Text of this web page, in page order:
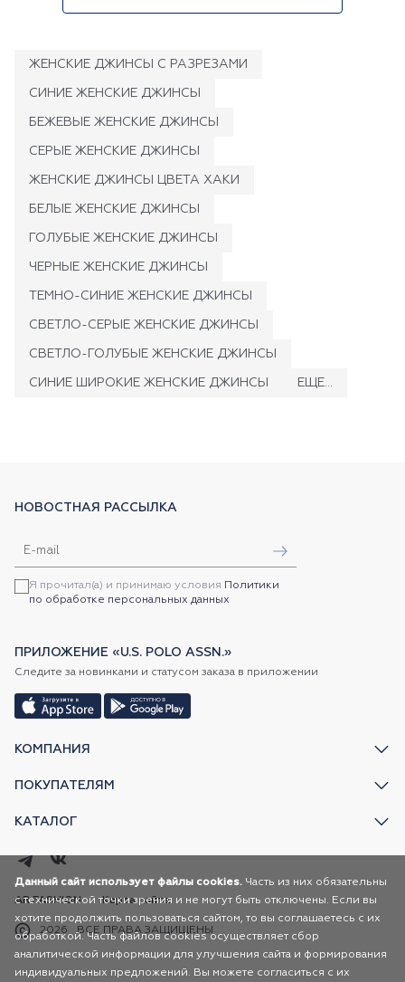
ЖЕНСКИЕ ДЖИНСЫ С РАЗРЕЗАМИ
СИНИЕ ЖЕНСКИЕ ДЖИНСЫ
БЕЖЕВЫЕ ЖЕНСКИЕ ДЖИНСЫ
СЕРЫЕ ЖЕНСКИЕ ДЖИНСЫ
ЖЕНСКИЕ ДЖИНСЫ ЦВЕТА ХАКИ
БЕЛЫЕ ЖЕНСКИЕ ДЖИНСЫ
ГОЛУБЫЕ ЖЕНСКИЕ ДЖИНСЫ
ЧЕРНЫЕ ЖЕНСКИЕ ДЖИНСЫ
ТЕМНО-СИНИЕ ЖЕНСКИЕ ДЖИНСЫ
СВЕТЛО-СЕРЫЕ ЖЕНСКИЕ ДЖИНСЫ
СВЕТЛО-ГОЛУБЫЕ ЖЕНСКИЕ ДЖИНСЫ
СИНИЕ ШИРОКИЕ ЖЕНСКИЕ ДЖИНСЫ ЕЩЕ...
КОМПАНИЯ
ПОКУПАТЕЛЯМ
КАТАЛОГ
НОВОСТНАЯ РАССЫЛКА
Я прочитал(а) и принимаю условия Политики
по обработке персональных данных
ПРИЛОЖЕНИЕ «U.S. POLO ASSN.»
Следите за новинками и статусом заказа в приложении
2026 ВСЕ ПРАВА ЗАЩИЩЕНЫ
AR FASHION Карта сайта
Данный сайт использует файлы cookies. Часть из них обязательны
с технической точки зрения и не могут быть отключены. Если вы
хотите продолжить пользоваться сайтом, то вы соглашаетесь с их
обработкой. Часть файлов cookies осуществляет сбор
аналитической информации для улучшения сайта и формирования
индивидуальных предложений. Вы можете согласиться с их